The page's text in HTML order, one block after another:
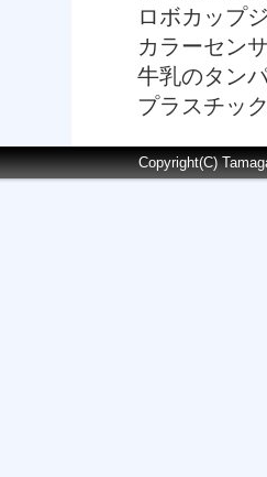
ロボカップジ
カラーセンサ
牛乳のタンパ
プラスチック
Copyright(C)